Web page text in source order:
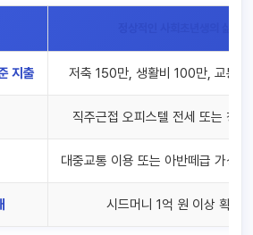
지출 저축 150만, 생활비 100만, 교통
직주근접 오피스텔 전세 또는 청약
대중교통 이용 또는 아반떼급 가성비
시드머니 1억 원 이상 확보